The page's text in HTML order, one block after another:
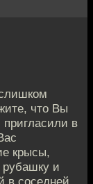
что Вы
в
крысы,
рубашку и